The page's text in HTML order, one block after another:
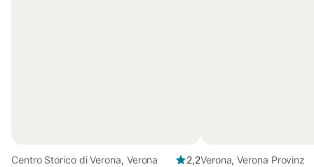
Centro Storico di Verona, Verona
2,2Verona, Verona Provinz